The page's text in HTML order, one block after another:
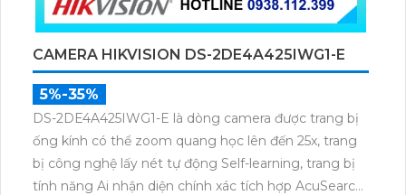
CAMERA HIKVISION DS-2DE4A425IWG1-E
5%-35%
DS-2DE4A425IWG1-E là dòng camera được trang bị
ống kính có thể zoom quang học lên đến 25x, trang
bị công nghệ lấy nét tự động Self-learning, trang bị
tính năng Ai nhận diện chính xác tích hợp AcuSearch